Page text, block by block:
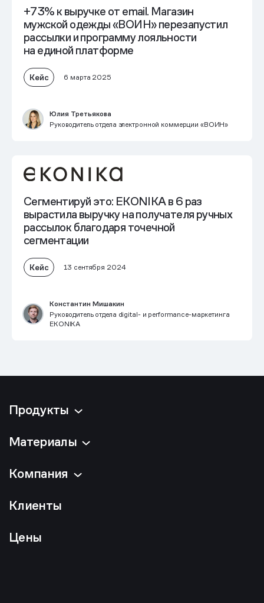
+73% к выручке от email. Магазин
мужской одежды «ВОИН» перезапустил
рассылки и программу лояльности
на единой платформе
Кейс 6 марта 2025
Юлия Третьякова
Руководитель отдела электронной коммерции «ВОИН»
Сегментируй это: EKONIKAв 6 раз
вырастила выручку на получателя ручных
рассылок благодаря точечной
сегментации
Кейс 13 сентября 2024
Константин Мишакин
Руководитель отдела digital- и performance-маркетинга
EKONIKA
Продукты
Материалы
Компания
Клиенты
Цены